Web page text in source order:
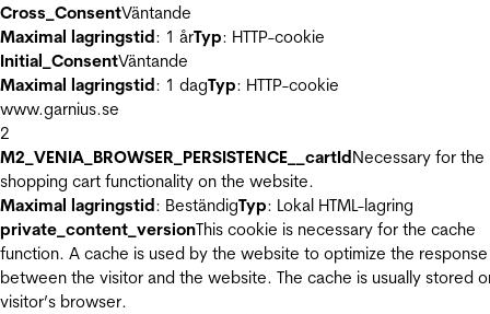
Cross_ConsentVäntande
Maximal lagringstid: 1 årTyp: HTTP-cookie
Initial_ConsentVäntande
Maximal lagringstid: 1 dagTyp: HTTP-cookie
www.garnius.se
2
M2_VENIA_BROWSER_PERSISTENCE__cartIdNecessary for the
shopping cart functionality on the website.
Maximal lagringstid: BeständigTyp: Lokal HTML-lagring
private_content_versionThis cookie is necessary for the cache
function. A cache is used by the website to optimize the
between the visitor and the website. The cache is usually stored
visitor’s browser.